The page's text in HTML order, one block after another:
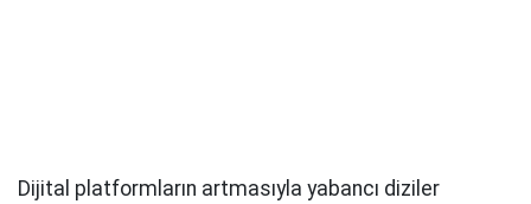
Dijital platformların artmasıyla yabancı diziler